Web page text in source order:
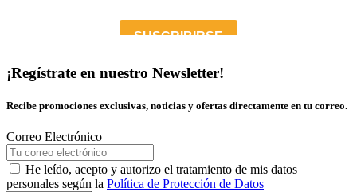
¡Regístrate en nuestro Newsletter!
Recibe promociones exclusivas, noticias y ofertas directamente en tu correo.
Correo Electrónico
He leído, acepto y autorizo el tratamiento de mis datos
personales según la Política de Protección de Datos